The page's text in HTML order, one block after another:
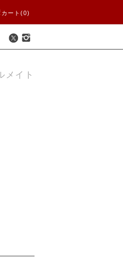
カート(0)
メイト